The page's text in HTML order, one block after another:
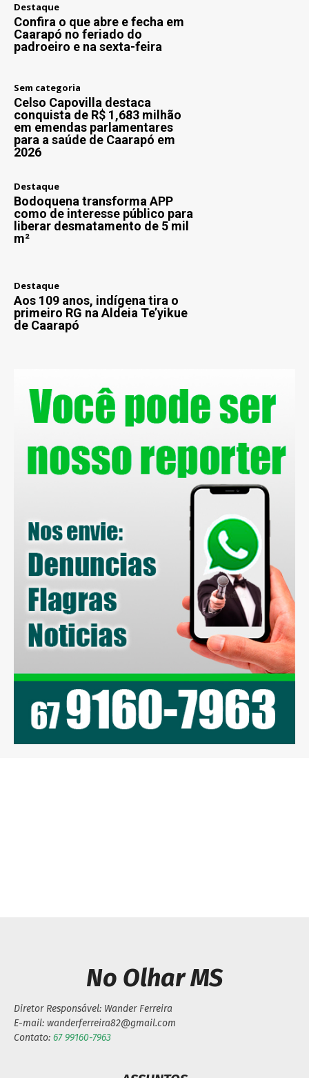
Destaque
Confira o que abre e fecha em
Caarapó no feriado do
padroeiro e na sexta-feira
Sem categoria
Celso Capovilla destaca
conquista de R$ 1,683 milhão
em emendas parlamentares
para a saúde de Caarapó em
2026
Destaque
Bodoquena transforma APP
como de interesse público para
liberar desmatamento de 5 mil
m²
Destaque
Aos 109 anos, indígena tira o
primeiro RG na Aldeia Te’yikue
de Caarapó
No Olhar MS
Diretor Responsável: Wander Ferreira
E-mail: wanderferreira82@gmail.com
Contato: 67 99160-7963